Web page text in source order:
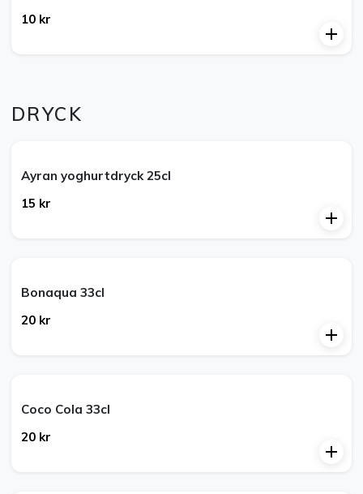
10 kr
DRYCK
Ayran yoghurtdryck 25cl
15 kr
Bonaqua 33cl
20 kr
Coco Cola 33cl
20 kr